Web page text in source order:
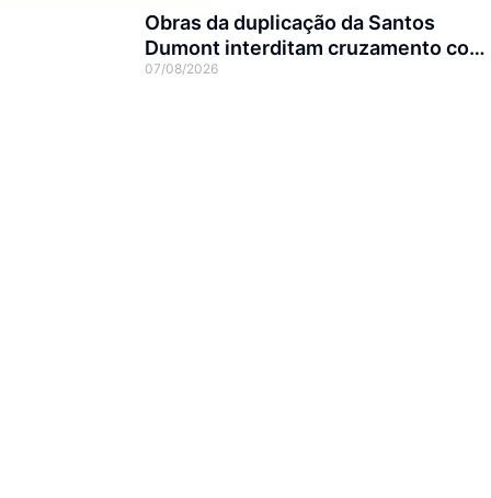
Obras da duplicação da Santos
Dumont interditam cruzamento com
a rua Otto Nass
07/08/2026